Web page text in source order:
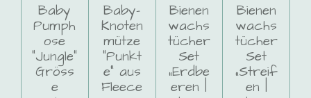
Baby
Pumph
ose
"Jungle"
Gröss
e
Baby-
Knoten
mütze
"Punkt
e" aus
Fleece
Bienen
wachs
tücher
Set
„Erdbe
eren |
Bienen
wachs
tücher
Set
„Streif
en |